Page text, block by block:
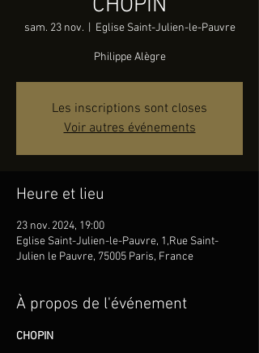
CHOPIN
sam. 23 nov.
  |
Eglise Saint-Julien-le-Pauvre
Philippe Alègre
Les inscriptions sont closes
Voir autres événements
Heure et lieu
23 nov. 2024, 19:00
Eglise Saint-Julien-le-Pauvre, 1,Rue Saint-
Julien le Pauvre, 75005 Paris, France
À propos de l'événement
CHOPIN